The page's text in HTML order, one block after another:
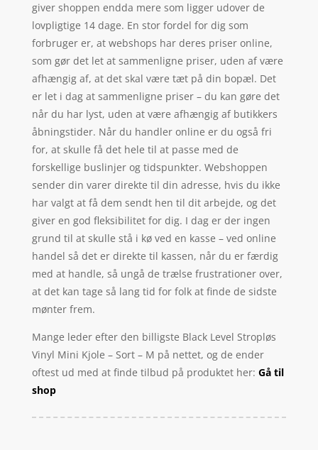
giver shoppen endda mere som ligger udover de
lovpligtige 14 dage. En stor fordel for dig som
forbruger er, at webshops har deres priser online,
som gør det let at sammenligne priser, uden af være
afhængig af, at det skal være tæt på din bopæl. Det
er let i dag at sammenligne priser – du kan gøre det
når du har lyst, uden at være afhængig af butikkers
åbningstider. Når du handler online er du også fri
for, at skulle få det hele til at passe med de
forskellige buslinjer og tidspunkter. Webshoppen
sender din varer direkte til din adresse, hvis du ikke
har valgt at få dem sendt hen til dit arbejde, og det
giver en god fleksibilitet for dig. I dag er der ingen
grund til at skulle stå i kø ved en kasse – ved online
handel så det er direkte til kassen, når du er færdig
med at handle, så ungå de trælse frustrationer over,
at det kan tage så lang tid for folk at finde de sidste
mønter frem.
Mange leder efter den billigste Black Level Stropløs
Vinyl Mini Kjole – Sort – M på nettet, og de ender
oftest ud med at finde tilbud på produktet her: Gå til
shop